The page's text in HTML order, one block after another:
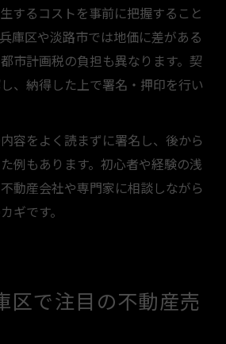
するコストを事前に把握すること
庫区や淡路市では地価に差がある
市計画税の負担も異なります。契
、納得した上で署名・押印を行い
容をよく読まずに署名し、後から
例もあります。初心者や経験の浅
動産会社や専門家に相談しながら
ギです。
区で注目の不動産売